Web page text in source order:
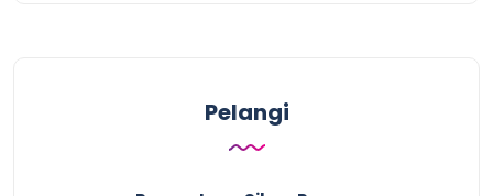
Pelangi